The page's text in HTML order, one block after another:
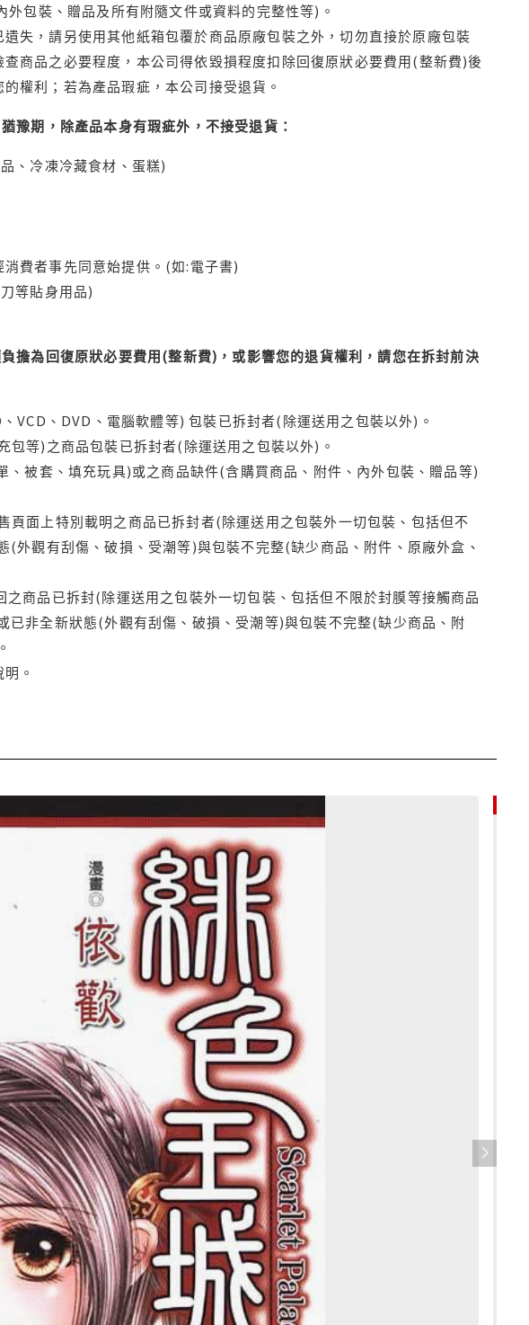
包裝、贈品及所有附隨文件或資料的完整性等)。
失，請另使用其他紙箱包覆於商品原廠包裝之外，切勿直接於原廠包裝
商品之必要程度，本公司得依毀損程度扣除回復原狀必要費用(整新費)後
權利；若為產品瑕疵，本公司接受退貨。
豫期，除產品本身有瑕疵外，不接受退貨：
、冷凍冷藏食材、蛋糕)
費者事先同意始提供。(如:電子書)
等貼身用品)
擔為回復原狀必要費用(整新費)，或影響您的退貨權利，請您在拆封前決
VCD、DVD、電腦軟體等) 包裝已拆封者(除運送用之包裝以外)。
等)之商品包裝已拆封者(除運送用之包裝以外)。
被套、填充玩具)或之商品缺件(含購買商品、附件、內外包裝、贈品等)
面上特別載明之商品已拆封者(除運送用之包裝外一切包裝、包括但不
外觀有刮傷、破損、受潮等)與包裝不完整(缺少商品、附件、原廠外盒、
商品已拆封(除運送用之包裝外一切包裝、包括但不限於封膜等接觸商品
非全新狀態(外觀有刮傷、破損、受潮等)與包裝不完整(缺少商品、附
。